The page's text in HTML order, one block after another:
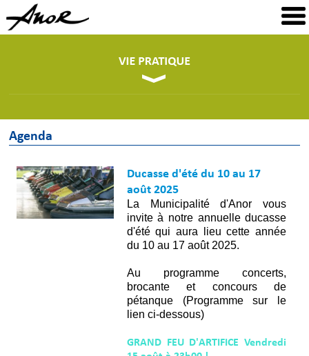
Agenda
Ducasse d'été du 10 au 17
août 2025
La Municipalité d'Anor vous
invite à notre annuelle ducasse
d'été qui aura lieu cette année
du 10 au 17 août 2025.
Au programme concerts,
brocante et concours de
pétanque (Programme sur le
lien ci-dessous)
GRAND FEU D'ARTIFICE Vendredi